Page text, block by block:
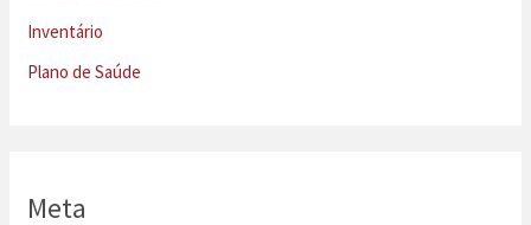
Inventário
Plano de Saúde
Meta